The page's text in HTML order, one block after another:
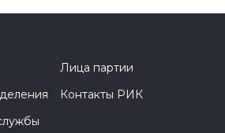
Лица партии
Контакты РИК